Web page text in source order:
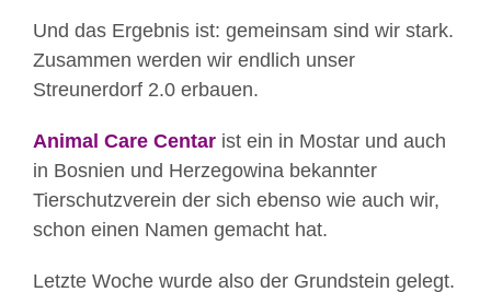
Und das Ergebnis ist: gemeinsam sind wir stark.
Zusammen werden wir endlich unser
Streunerdorf 2.0 erbauen.
Animal Care Centar ist ein in Mostar und auch
in Bosnien und Herzegowina bekannter
Tierschutzverein der sich ebenso wie auch wir,
schon einen Namen gemacht hat.
Letzte Woche wurde also der Grundstein gelegt.